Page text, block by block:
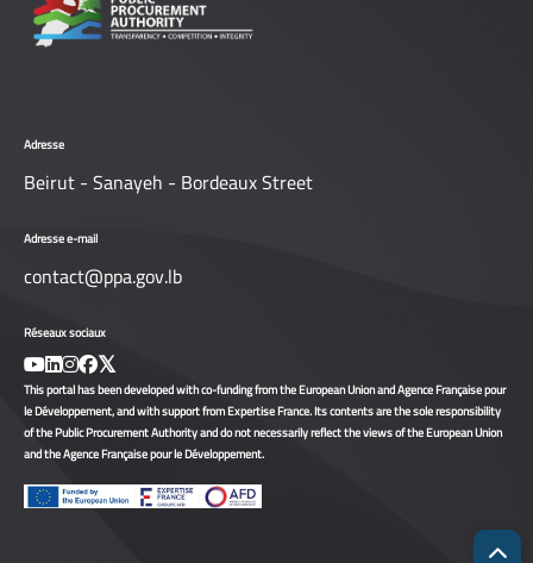
Adresse
Beirut - Sanayeh - Bordeaux Street
Adresse e-mail
contact@ppa.gov.lb
Réseaux sociaux
This portal has been developed with co-funding from the European Union and Agence Française pour
le Développement, and with support from Expertise France. Its contents are the sole responsibility
of the Public Procurement Authority and do not necessarily reflect the views of the European Union
and the Agence Française pour le Développement.